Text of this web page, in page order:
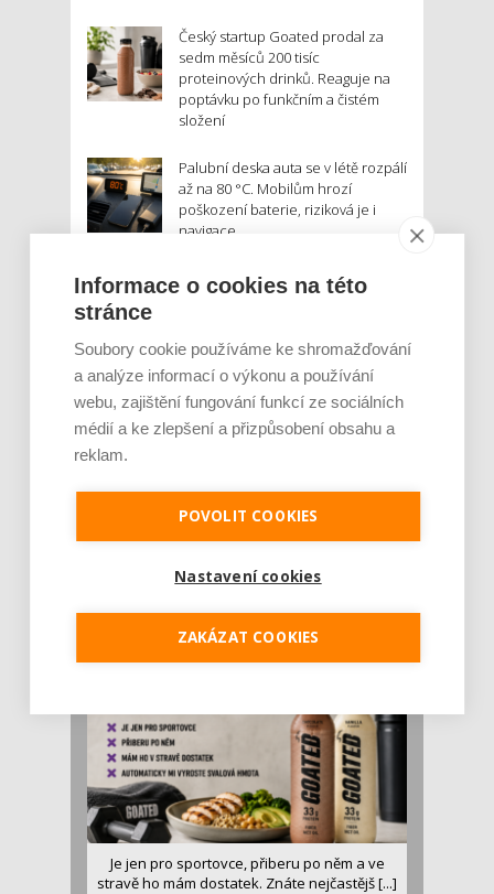
Český startup Goated prodal za
sedm měsíců 200 tisíc
proteinových drinků. Reaguje na
poptávku po funkčním a čistém
složení
Palubní deska auta se v létě rozpálí
až na 80 °C. Mobilům hrozí
poškození baterie, riziková je i
navigace
MOHLO BY VÁS ZAJÍMAT:
Rajčata, borůvky nebo ořechy. Potraviny,
které v létě pomáhají hormonům a ulevuj [...]
Léto je ideálním časem dopřát hormonům
luštěniny jsou práv...
Je jen pro sportovce, přiberu po něm a ve
stravě ho mám dostatek. Znáte nejčastějš [...]
Informace o cookies na této
stránce
Soubory cookie používáme ke shromažďování
a analýze informací o výkonu a používání
webu, zajištění fungování funkcí ze sociálních
médií a ke zlepšení a přizpůsobení obsahu a
reklam.
POVOLIT COOKIES
Nastavení cookies
ZAKÁZAT COOKIES